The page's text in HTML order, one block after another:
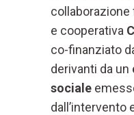
collaborazione
e cooperativa
co-finanziato
derivanti da un
sociale
dall’intervento